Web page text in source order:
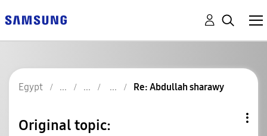
Egypt Re: Abdullah sharawy
Original topic: